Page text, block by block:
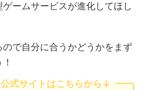
ームサービスが進化してほし
で自分に合うかどうかをまず
式サイトはこちらから↓